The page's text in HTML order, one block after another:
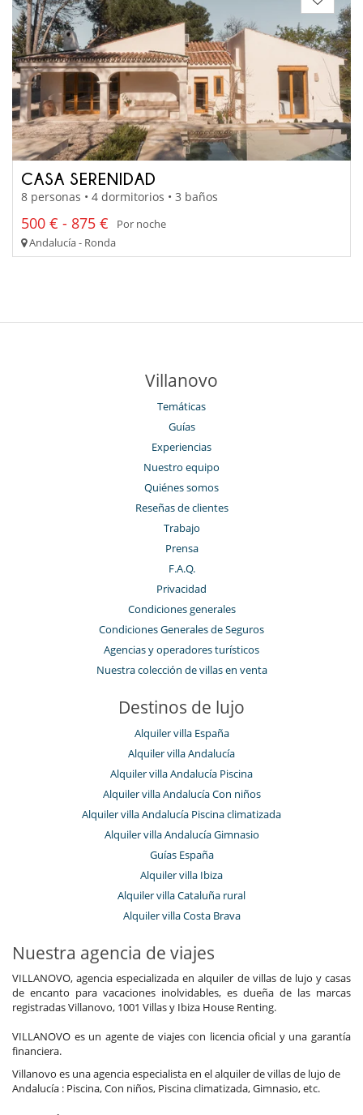
CASA SERENIDAD
8 personas • 4 dormitorios • 3 baños
500 € - 875 €
Por noche
Andalucía - Ronda
Villanovo
Temáticas
Guías
Experiencias
Nuestro equipo
Quiénes somos
Reseñas de clientes
Trabajo
Prensa
F.A.Q.
Privacidad
Condiciones generales
Condiciones Generales de Seguros
Agencias y operadores turísticos
Nuestra colección de villas en venta
Destinos de lujo
Alquiler villa España
Alquiler villa Andalucía
Alquiler villa Andalucía Piscina
Alquiler villa Andalucía Con niños
Alquiler villa Andalucía Piscina climatizada
Alquiler villa Andalucía Gimnasio
Guías España
Alquiler villa Ibiza
Alquiler villa Cataluña rural
Alquiler villa Costa Brava
Nuestra agencia de viajes
VILLANOVO, agencia especializada en alquiler de villas de lujo y casas
de encanto para vacaciones inolvidables, es dueña de las marcas
registradas Villanovo, 1001 Villas y Ibiza House Renting.
VILLANOVO es un agente de viajes con licencia oficial y una garantía
financiera.
Villanovo es una agencia especialista en el alquiler de villas de lujo de
Andalucía : Piscina, Con niños, Piscina climatizada, Gimnasio, etc.